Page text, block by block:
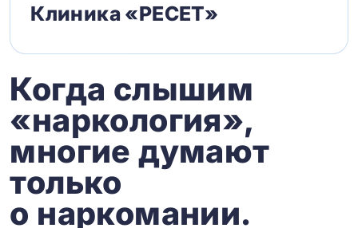
Клиника «РЕСЕТ»
Когда слышим
«наркология»,
многие думают
только
о наркомании.